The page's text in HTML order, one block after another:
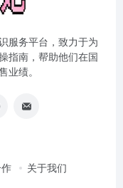
服务平台，致力于为
指南，帮助他们在国
业绩。
关于我们